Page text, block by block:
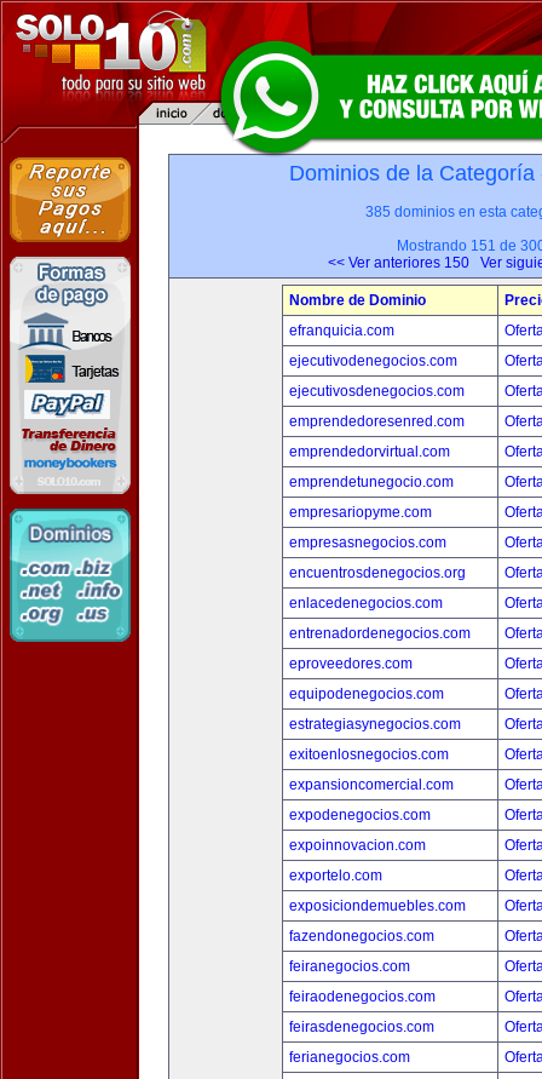
Dominios de la
385 dominios en esta
Mostrando 151 de
<< Ver anteriores 150
Ver
Nombre de Dominio
efranquicia.com
ejecutivodenegocios.com
ejecutivosdenegocios.com
emprendedoresenred.com
emprendedorvirtual.com
emprendetunegocio.com
empresariopyme.com
empresasnegocios.com
encuentrosdenegocios.org
enlacedenegocios.com
entrenadordenegocios.com
eproveedores.com
equipodenegocios.com
estrategiasynegocios.com
exitoenlosnegocios.com
expansioncomercial.com
expodenegocios.com
expoinnovacion.com
exportelo.com
exposiciondemuebles.com
fazendonegocios.com
feiranegocios.com
feiraodenegocios.com
feirasdenegocios.com
ferianegocios.com